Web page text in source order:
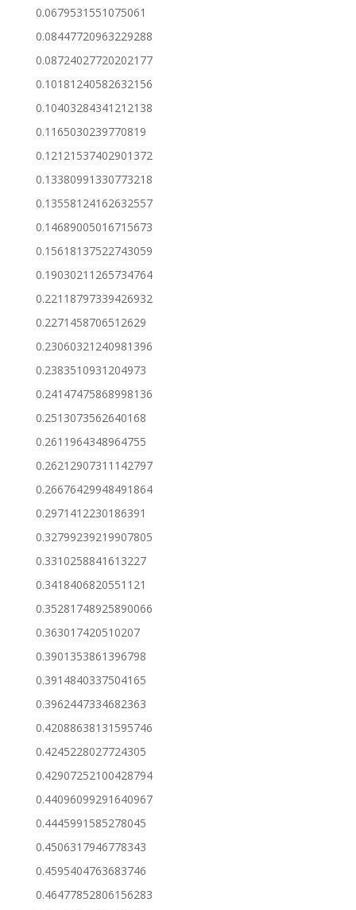
0.0679531551075061
0.08447720963229288
0.08724027720202177
0.10181240582632156
0.10403284341212138
0.1165030239770819
0.12121537402901372
0.13380991330773218
0.13558124162632557
0.14689005016715673
0.15618137522743059
0.19030211265734764
0.22118797339426932
0.2271458706512629
0.23060321240981396
0.2383510931204973
0.24147475868998136
0.2513073562640168
0.2611964348964755
0.26212907311142797
0.26676429948491864
0.2971412230186391
0.32799239219907805
0.3310258841613227
0.3418406820551121
0.35281748925890066
0.363017420510207
0.3901353861396798
0.3914840337504165
0.3962447334682363
0.42088638131595746
0.4245228027724305
0.42907252100428794
0.44096099291640967
0.4445991585278045
0.4506317946778343
0.4595404763683746
0.46477852806156283